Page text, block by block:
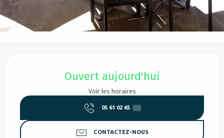
Ouvert aujourd'hui
Voir les horaires
05 61 02 65 ▒▒
CONTACTEZ-NOUS